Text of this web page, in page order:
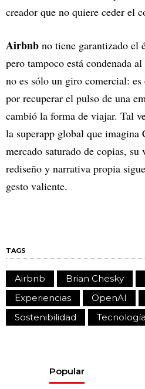
creador que no quiere ceder el
Airbnb no tiene garantizado el
pero tampoco está condenada
no es sólo un giro comercial:
por recuperar el pulso de una
cambió la forma de viajar. Tal
la superapp global que imagina
mercado saturado de copias, su
rediseño y narrativa propia
gesto valiente.
TAGS
Airbnb Brian Chesky
Experiencias
OpenAI
Sostenibilidad
Tecnología
Popular